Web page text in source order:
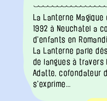
La Lanterne
1992 à Neuchâtel a
d'enfants en
La Lanterne parle
de langues à travers
Adatte, cofondateur
s'exprime...